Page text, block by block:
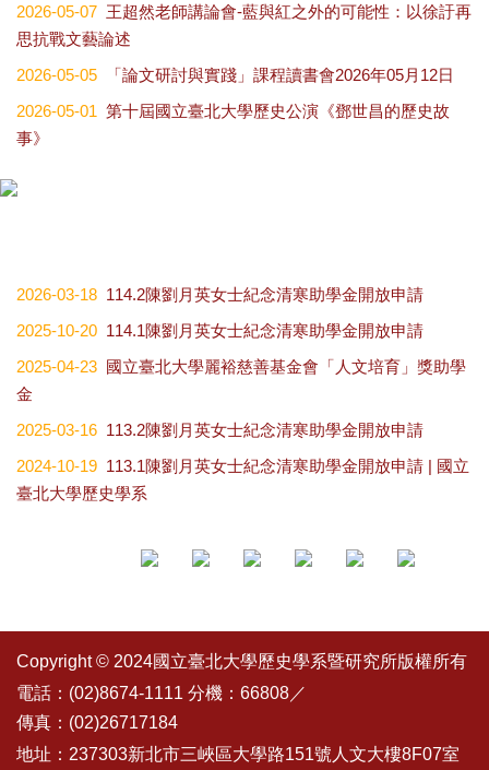
2026-05-07 王超然老師講論會-藍與紅之外的可能性：以徐訏再
思抗戰文藝論述
2026-05-05 「論文研討與實踐」課程讀書會2026年05月12日
2026-05-01 第十屆國立臺北大學歷史公演《鄧世昌的歷史故
事》
2026-03-18 114.2陳劉月英女士紀念清寒助學金開放申請
2025-10-20 114.1陳劉月英女士紀念清寒助學金開放申請
2025-04-23 國立臺北大學麗裕慈善基金會「人文培育」獎助學
金
2025-03-16 113.2陳劉月英女士紀念清寒助學金開放申請
2024-10-19 113.1陳劉月英女士紀念清寒助學金開放申請 | 國立
臺北大學歷史學系
Copyright © 2024國立臺北大學歷史學系暨研究所版權所有
電話：(02)8674-1111 分機：66808／
傳真：(02)26717184
地址：237303新北市三峽區大學路151號人文大樓8F07室